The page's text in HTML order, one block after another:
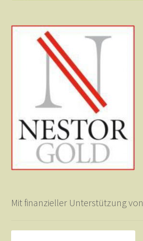
Mit finanzieller Unterstützung von